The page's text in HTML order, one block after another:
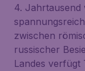
4. Jahrtausend
zwischen
russischer
Landes verfügt